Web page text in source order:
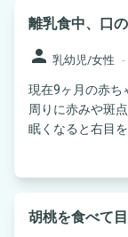
離乳食中、口
person 乳幼児/女性 -
現在9ヶ月の赤ち
周りに赤みや斑
眠くなると右目
胡桃を食べて